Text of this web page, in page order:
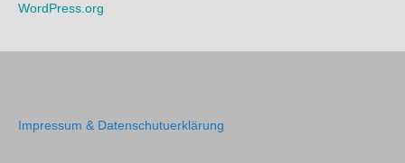
WordPress.org
Impressum & Datenschutuerklärung